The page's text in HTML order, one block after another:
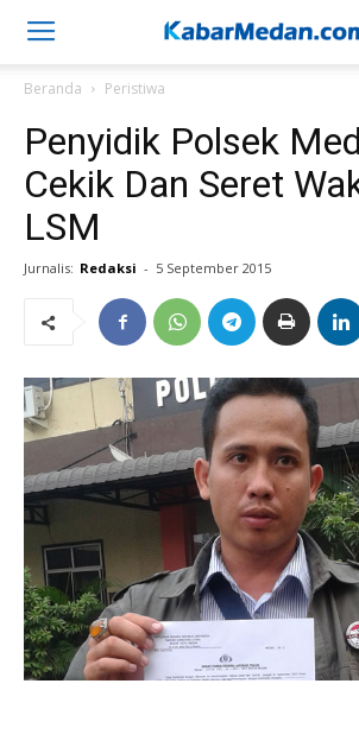
Beranda Peristiwa
Penyidik Polsek
Cekik Dan Seret
LSM
Jurnalis: Redaksi - 5 September 2015